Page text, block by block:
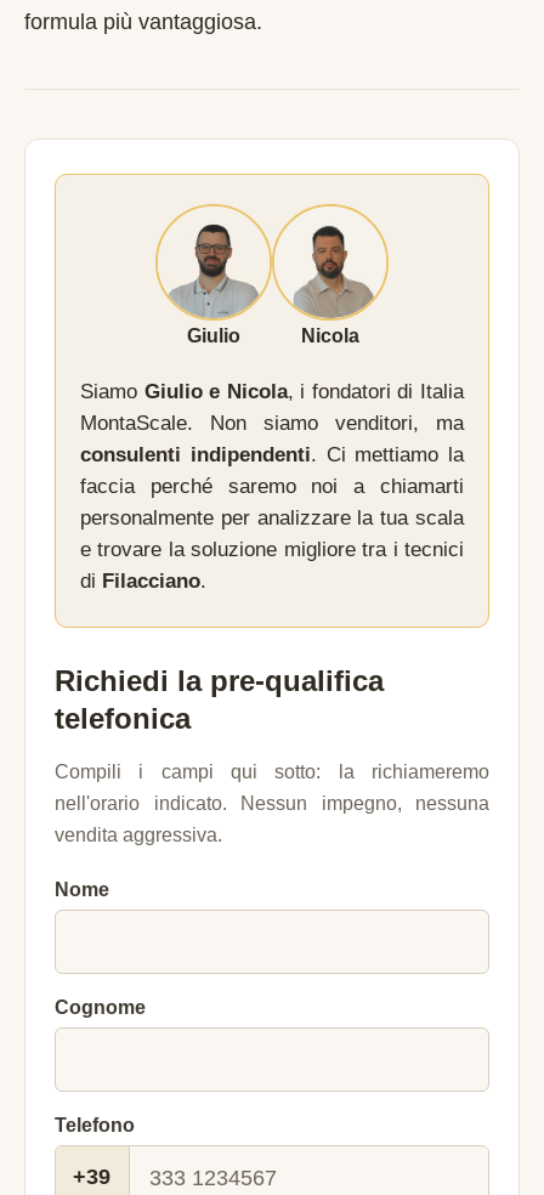
formula più vantaggiosa.
Giulio Nicola
Siamo Giulio e Nicola, i fondatori di Italia
MontaScale. Non siamo venditori, ma
consulenti indipendenti. Ci mettiamo la
faccia perché saremo noi a chiamarti
personalmente per analizzare la tua scala
e trovare la soluzione migliore tra i tecnici
di Filacciano.
Richiedi la pre-qualifica
telefonica
Compili i campi qui sotto: la richiameremo
nell'orario indicato. Nessun impegno, nessuna
vendita aggressiva.
Nome
Cognome
Telefono
+39